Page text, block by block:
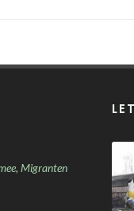
Migranten